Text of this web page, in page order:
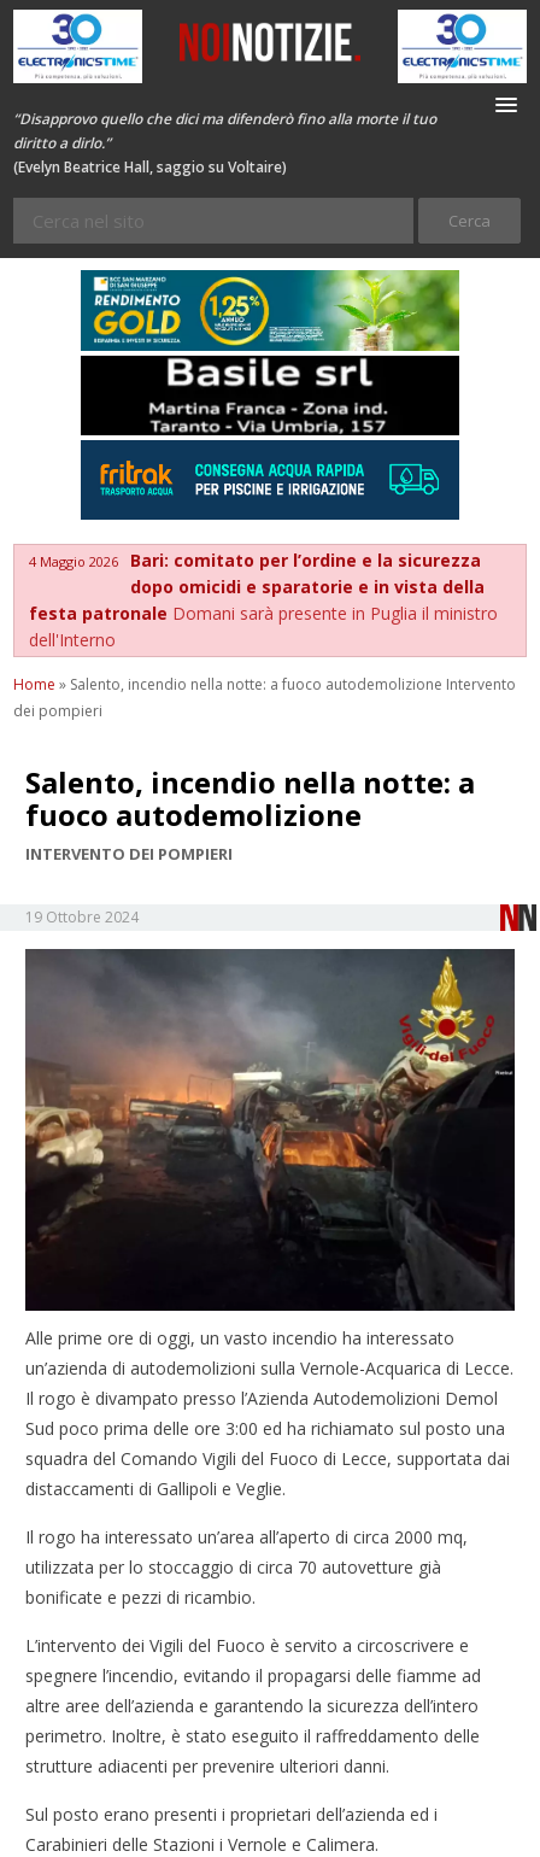
“Disapprovo quello che dici ma difenderò fino alla morte il tuo
diritto a dirlo.”
(Evelyn Beatrice Hall, saggio su Voltaire)
4 Maggio 2026
Bari: comitato per l’ordine e la sicurezza
dopo omicidi e sparatorie e in vista della
festa patronale Domani sarà presente in Puglia il ministro
dell'Interno
Home » Salento, incendio nella notte: a fuoco autodemolizione Intervento
dei pompieri
Salento, incendio nella notte: a
fuoco autodemolizione
INTERVENTO DEI POMPIERI
19 Ottobre 2024
Alle prime ore di oggi, un vasto incendio ha interessato
un’azienda di autodemolizioni sulla Vernole-Acquarica di Lecce.
Il rogo è divampato presso l’Azienda Autodemolizioni Demol
Sud poco prima delle ore 3:00 ed ha richiamato sul posto una
squadra del Comando Vigili del Fuoco di Lecce, supportata dai
distaccamenti di Gallipoli e Veglie.
Il rogo ha interessato un’area all’aperto di circa 2000 mq,
utilizzata per lo stoccaggio di circa 70 autovetture già
bonificate e pezzi di ricambio.
L’intervento dei Vigili del Fuoco è servito a circoscrivere e
spegnere l’incendio, evitando il propagarsi delle fiamme ad
altre aree dell’azienda e garantendo la sicurezza dell’intero
perimetro. Inoltre, è stato eseguito il raffreddamento delle
strutture adiacenti per prevenire ulteriori danni.
Sul posto erano presenti i proprietari dell’azienda ed i
Carabinieri delle Stazioni i Vernole e Calimera.